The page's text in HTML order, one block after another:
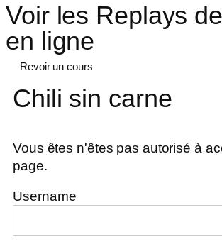
Voir les Replays
en ligne
Revoir un cours
Chili sin carne
Vous êtes n'êtes pas autorisé à
page.
Username